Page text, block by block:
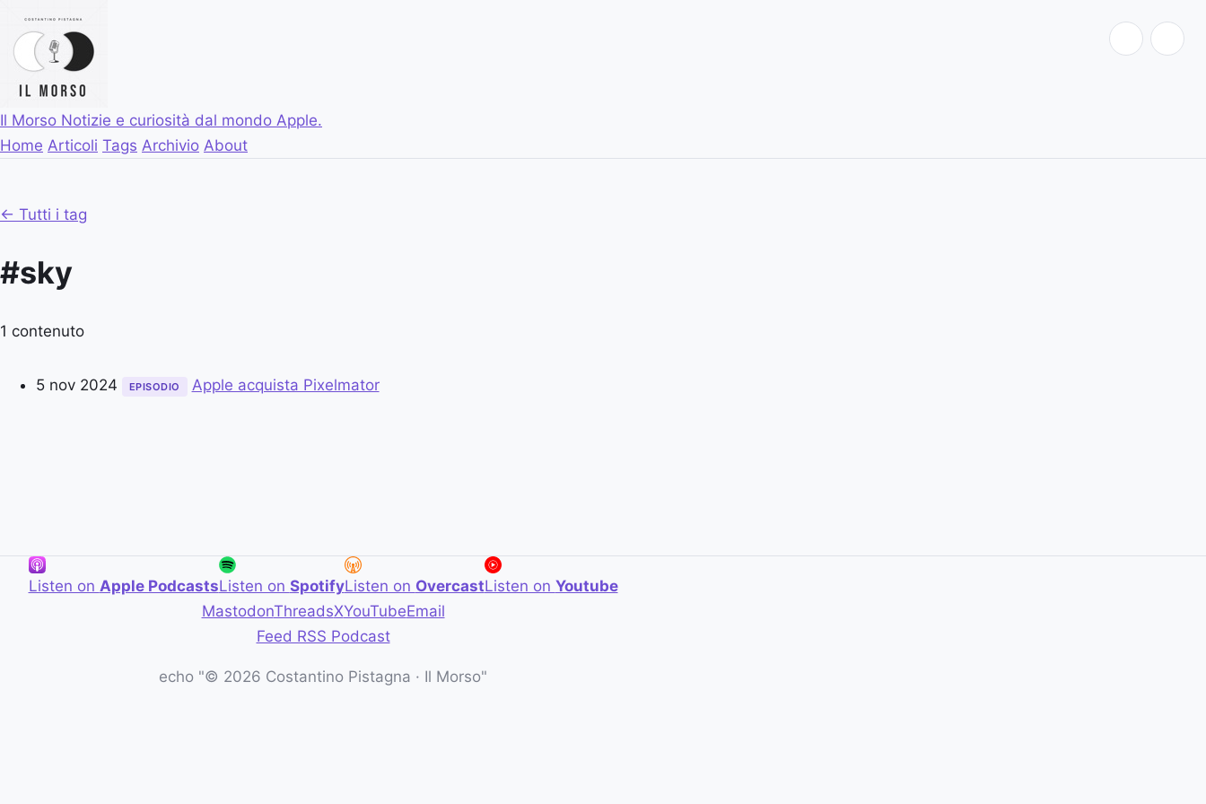
Il Morso Notizie e curiosità dal mondo Apple.
Home Articoli Tags Archivio About
← Tutti i tag
#sky
1 contenuto
5 nov 2024 EPISODIO Apple acquista Pixelmator
Listen on Apple PodcastsListen on SpotifyListen on OvercastListen on Youtube
MastodonThreadsXYouTubeEmail
Feed RSS Podcast
echo "© 2026 Costantino Pistagna · Il Morso"